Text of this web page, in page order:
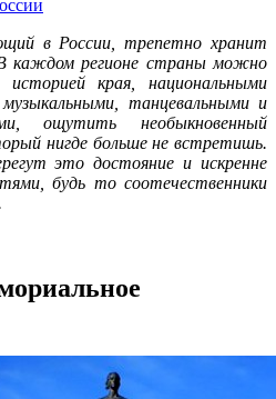
в России, трепетно хранит
каждом регионе страны можно
историей края, национальными
танцевальными и
ощутить необыкновенный
нигде больше не встретишь.
это достояние и искренне
будь то соотечественники